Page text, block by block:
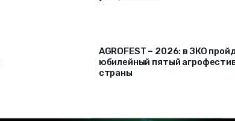
AGROFEST – 2026: в ЗКО
юбилейный пятый
страны